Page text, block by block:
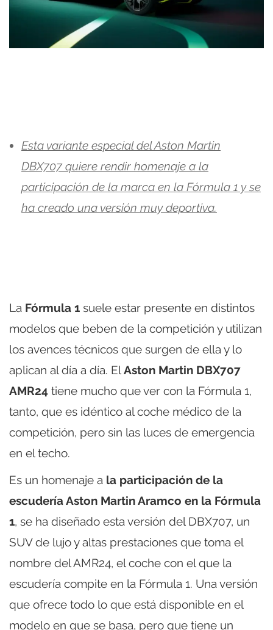
Esta variante especial del Aston Martin
DBX707 quiere rendir homenaje a la
participación de la marca en la Fórmula 1 y se
ha creado una versión muy deportiva.
La Fórmula 1 suele estar presente en distintos
modelos que beben de la competición y utilizan
los avences técnicos que surgen de ella y lo
aplican al día a día. ElAston Martin DBX707
AMR24 tiene mucho que ver con la Fórmula 1,
tanto, que es idéntico al coche médico de la
competición, pero sin las luces de emergencia
en el techo.
Es un homenaje a la participación de la
escudería Aston Martin Aramco en la Fórmula
1, se ha diseñado esta versión del DBX707, un
SUV de lujo y altas prestaciones que toma el
nombre del AMR24, el coche con el que la
escudería compite en la Fórmula 1. Una versión
que ofrece todo lo que está disponible en el
modelo en que se basa, pero que tiene un